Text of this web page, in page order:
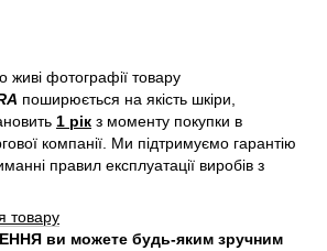
живі фотографії товару
поширюється на якість шкіри,
1 рік з моменту покупки в
компанії. Ми підтримуємо гарантію
правил експлуатації виробів з
товару
ви можете будь-яким зручним